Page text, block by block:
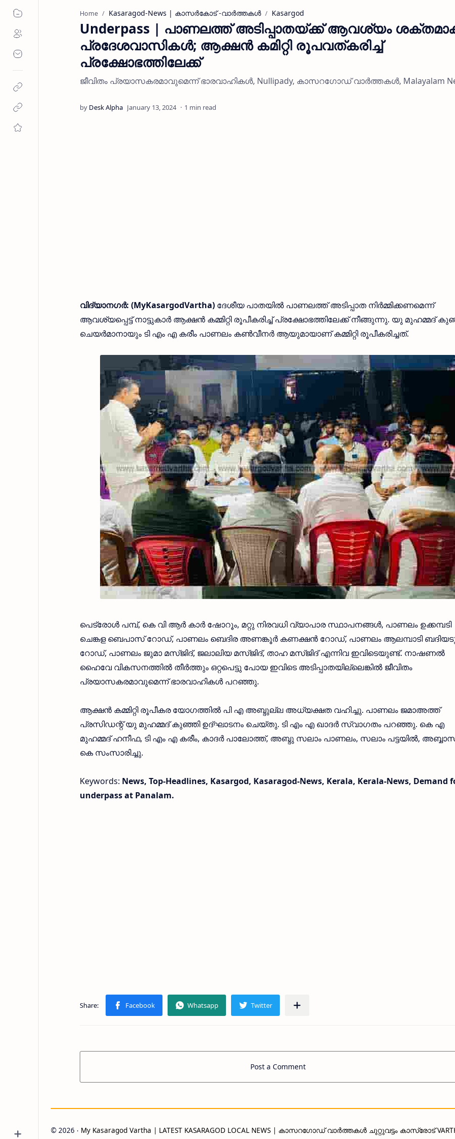
Home Kasaragod-News | കാസര്‍കോട് -വാര്‍ത്തകള്‍ Kasargod
Underpass | പാണലത്ത് അടിപ്പാതയ്ക്ക് ആവശ്യം
പ്രദേശവാസികൾ; ആക്ഷൻ കമിറ്റി രൂപവത്കരിച്ച്
പ്രക്ഷോഭത്തിലേക്ക്
ജീവിതം പ്രയാസകരമാവുമെന്ന് ഭാരവാഹികൾ, Nullipady, കാസറഗോഡ് വാര്‍ത്തകള്‍, Malayalam
1 min read
വിദ്യാനഗർ: (MyKasargodVartha) ദേശീയ പാതയിൽ പാണലത്ത് അടിപ്പാത നിർമ്മിക്കണമെന്ന്
ആവശ്യപ്പെട്ട് നാട്ടുകാർ ആക്ഷൻ കമ്മിറ്റി രൂപീകരിച്ച് പ്രക്ഷോഭത്തിലേക്ക് നീങ്ങുന്നു. യു മുഹമ്മദ്
ചെയർമാനായും ടി എം എ കരീം പാണലം കൺവീനർ ആയുമായാണ് കമ്മിറ്റി രൂപീകരിച്ചത്.
പെട്രോൾ പമ്പ്, കെ വി ആർ കാർ ഷോറൂം, മറ്റു നിരവധി വ്യാപാര സ്ഥാപനങ്ങൾ, പാണലം ഉക്കമ്പടി
ചെങ്കള ബെപാസ് റോഡ്, പാണലം ബെദിര അണങ്കൂർ കണക്ഷൻ റോഡ്, പാണലം ആലമ്പാടി
റോഡ്, പാണലം ജുമാ മസ്‌ജിദ്‌, ജലാലിയ മസ്ജിദ്, താഹ മസ്ജിദ് എന്നിവ ഇവിടെയുണ്ട്. നാഷണൽ
ഹൈവേ വികസനത്തിൽ തീർത്തും ഒറ്റപെട്ടു പോയ ഇവിടെ അടിപ്പാതയില്ലെങ്കിൽ ജീവിതം
പ്രയാസകരമാവുമെന്ന് ഭാരവാഹികൾ പറഞ്ഞു.
ആക്ഷൻ കമ്മിറ്റി രൂപീകര യോഗത്തിൽ പി എ അബ്ദുല്ല അധ്യക്ഷത വഹിച്ചു. പാണലം ജമാഅത്ത്
പ്രസിഡന്റ് യു മുഹമ്മദ് കുഞ്ഞി ഉദ്ഘാടനം ചെയ്തു. ടി എം എ ഖാദർ സ്വാഗതം പറഞ്ഞു. കെ എ
മുഹമ്മദ് ഹനീഫ, ടി എം എ കരീം, കാദർ പാലോത്ത്, അബ്ദു സലാം പാണലം, സലാം പട്ടയിൽ,
കെ സംസാരിച്ചു.
Keywords: News, Top-Headlines, Kasargod, Kasaragod-News, Kerala, Kerala-News, Demand
underpass at Panalam.
Post a Comment
© 2026 ‧ My Kasaragod Vartha | LATEST KASARAGOD LOCAL NEWS | കാസറഗോഡ് വാർത്തകൾ ചുറ്റുവട്ടം കാസ്രോട്